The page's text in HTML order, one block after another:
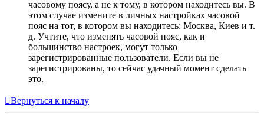
часовому поясу, а не к тому, в котором находитесь вы. В
этом случае измените в личных настройках часовой
пояс на тот, в котором вы находитесь: Москва, Киев и т.
д. Учтите, что изменять часовой пояс, как и
большинство настроек, могут только
зарегистрированные пользователи. Если вы не
зарегистрированы, то сейчас удачный момент сделать
это.
Вернуться к началу